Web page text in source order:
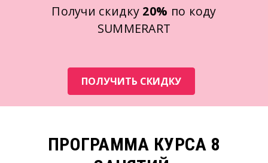
Получи скидку 20% по коду
SUMMERART
ПОЛУЧИТЬ СКИДКУ
ПРОГРАММА КУРСА 8